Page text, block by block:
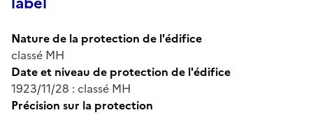
Nature de la protection de l'édifice
classé MH
Date et niveau de protection de l'édifice
1923/11/28 : classé MH
Précision sur la protection